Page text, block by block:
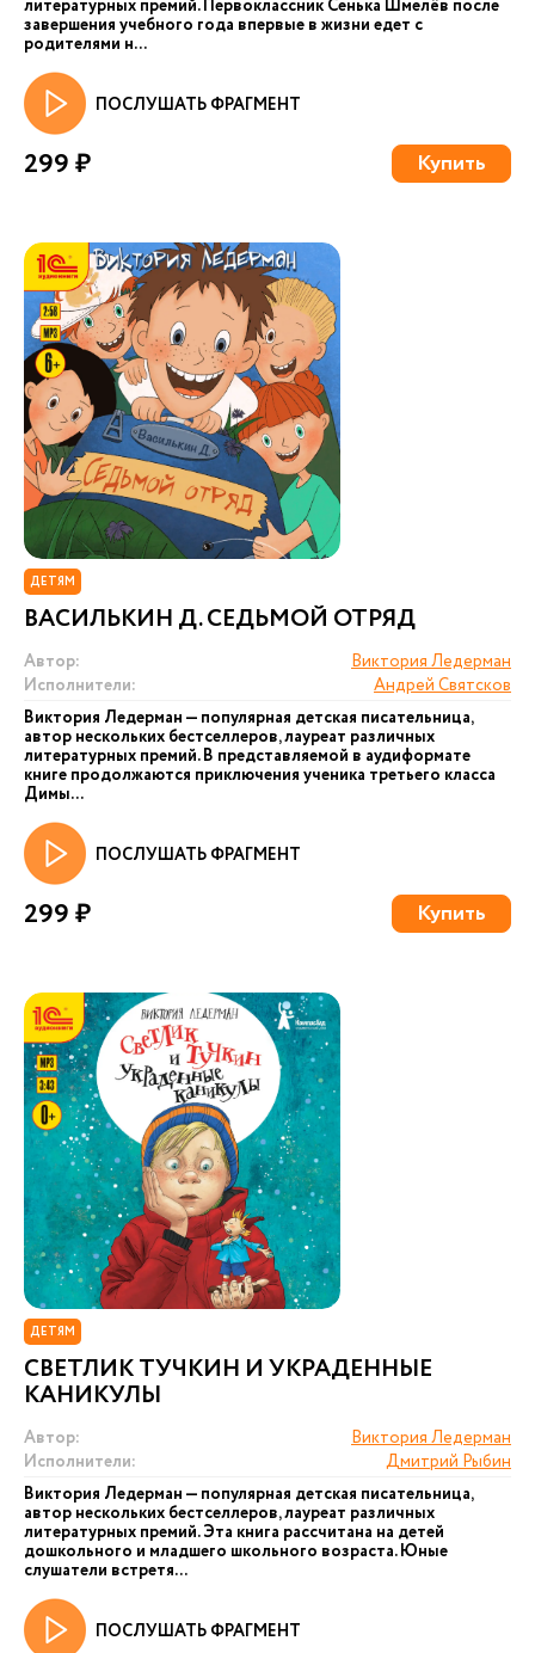
литературных премий. Первоклассник Сенька Шмелёв после
завершения учебного года впервые в жизни едет с
родителями н...
ПОСЛУШАТЬ ФРАГМЕНТ
299 ₽ Купить
ДЕТЯМ
ВАСИЛЬКИН Д. СЕДЬМОЙ ОТРЯД
Автор:
Виктория Ледерман
Исполнители:
Андрей Святсков
Виктория Ледерман — популярная детская писательница,
автор нескольких бестселлеров, лауреат различных
литературных премий. В представляемой в аудиформате
книге продолжаются приключения ученика третьего класса
Димы...
ПОСЛУШАТЬ ФРАГМЕНТ
299 ₽ Купить
ДЕТЯМ
СВЕТЛИК ТУЧКИН И УКРАДЕННЫЕ
КАНИКУЛЫ
Автор:
Виктория Ледерман
Исполнители:
Дмитрий Рыбин
Виктория Ледерман — популярная детская писательница,
автор нескольких бестселлеров, лауреат различных
литературных премий. Эта книга рассчитана на детей
дошкольного и младшего школьного возраста. Юные
слушатели встретя...
ПОСЛУШАТЬ ФРАГМЕНТ